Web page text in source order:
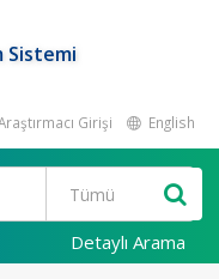
Sistemi
Girişi English
Detaylı Arama